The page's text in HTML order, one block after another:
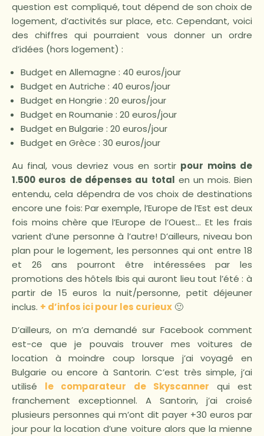
question est compliqué, tout dépend de son choix de
logement, d’activités sur place, etc. Cependant, voici
des chiffres qui pourraient vous donner un ordre
d’idées (hors logement) :
Budget en Allemagne : 40 euros/jour
Budget en Autriche : 40 euros/jour
Budget en Hongrie : 20 euros/jour
Budget en Roumanie : 20 euros/jour
Budget en Bulgarie : 20 euros/jour
Budget en Grèce : 30 euros/jour
Au final, vous devriez vous en sortir pour moins de
1.500 euros de dépenses au total en un mois. Bien
entendu, cela dépendra de vos choix de destinations
encore une fois: Par exemple, l’Europe de l’Est est deux
fois moins chère que l’Europe de l’Ouest… Et les frais
varient d’une personne à l’autre! D’ailleurs, niveau bon
plan pour le logement, les personnes qui ont entre 18
et 26 ans pourront être intéressées par les
promotions des hôtels Ibis qui auront lieu tout l’été : à
partir de 15 euros la nuit/personne, petit déjeuner
inclus. + d’infos ici pour les curieux 🙂
D’ailleurs, on m’a demandé sur Facebook comment
est-ce que je pouvais trouver mes voitures de
location à moindre coup lorsque j’ai voyagé en
Bulgarie ou encore à Santorin. C’est très simple, j’ai
utilisé le comparateur de Skyscanner qui est
franchement exceptionnel. A Santorin, j’ai croisé
plusieurs personnes qui m’ont dit payer +30 euros par
jour pour la location d’une voiture alors que la mienne